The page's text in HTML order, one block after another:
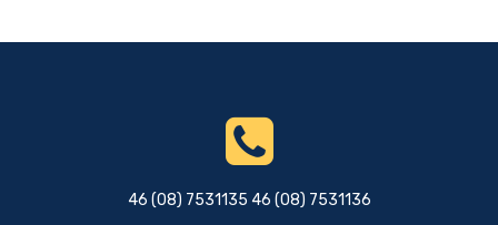
46 (08) 7531135 46 (08) 7531136